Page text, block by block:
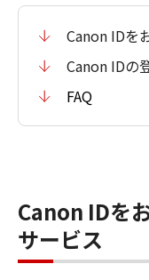
Canon IDを
Canon IDの
FAQ
Canon IDを
サービス